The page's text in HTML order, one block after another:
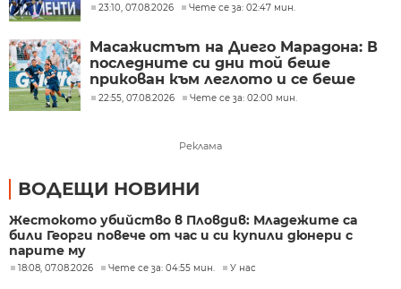
23:10, 07.08.2026 Чете се за: 02:47 мин.
Масажистът на Диего Марадона: В
последните си дни той беше
прикован към леглото и се беше
предал
22:55, 07.08.2026 Чете се за: 02:00 мин.
Реклама
ВОДЕЩИ НОВИНИ
Жестокото убийство в Пловдив: Младежите са
били Георги повече от час и си купили дюнери с
парите му
18:08, 07.08.2026 Чете се за: 04:55 мин. У нас